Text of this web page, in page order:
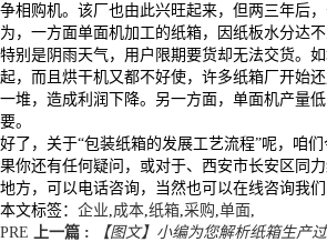
争相购机。该厂也由此兴旺起来，但两三年后
为，一方面单面机加工的纸箱，因纸板水分达
特别是阴雨天气，用户限期要货却无法交货。
起，而且烘干机又都不好使，许多纸箱厂开始
一堆，造成利润下降。另一方面，单面机产量
要。
好了，关于“包装纸箱的发展工艺流程”呢，咱
果你还有任何疑问，或对于、西安市长安区同
地方，可以电话咨询，当然也可以在线咨询我们
本文标签： 企业 成本 纸箱 采购 单面
PRE
上一篇 :
【图文】小编为您解析纸箱生产